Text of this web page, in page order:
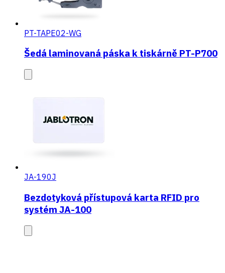
PT-TAPE02-WG
Šedá laminovaná páska k tiskárně PT-P700
JA-190J
Bezdotyková přístupová karta RFID pro
systém JA-100